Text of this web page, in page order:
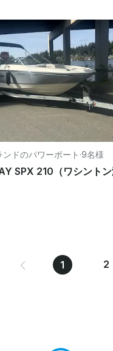
ドのパワーボート ·9名様
1 2